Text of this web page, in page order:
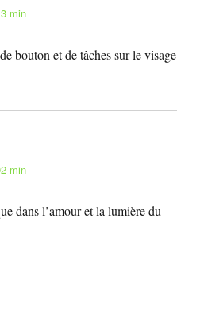
min
bouton et de tâches sur le visage
min
dans l’amour et la lumière du